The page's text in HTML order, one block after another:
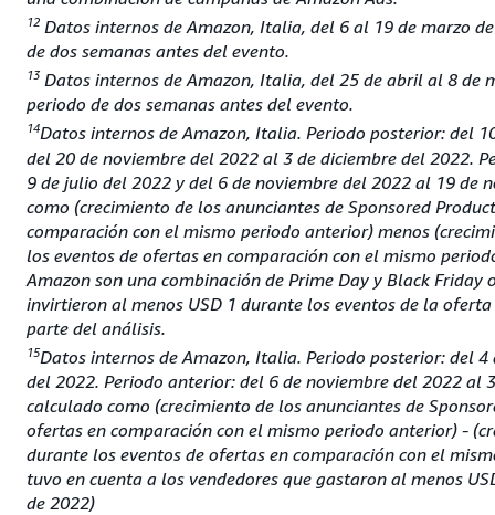
12 Datos internos de Amazon, Italia, del 6 al 19 de marzo
de dos semanas antes del evento.
13 Datos internos de Amazon, Italia, del 25 de abril al 8 de
periodo de dos semanas antes del evento.
14Datos internos de Amazon, Italia. Periodo posterior: del
del 20 de noviembre del 2022 al 3 de diciembre del 2022.
9 de julio del 2022 y del 6 de noviembre del 2022 al 19 de
como (crecimiento de los anunciantes de Sponsored
comparación con el mismo periodo anterior) menos
los eventos de ofertas en comparación con el mismo
Amazon son una combinación de Prime Day y Black Friday
invirtieron al menos USD 1 durante los eventos de la
parte del análisis.
15Datos internos de Amazon, Italia. Periodo posterior: del
del 2022. Periodo anterior: del 6 de noviembre del 2022 al
calculado como (crecimiento de los anunciantes de
ofertas en comparación con el mismo periodo anterior) -
durante los eventos de ofertas en comparación con el
tuvo en cuenta a los vendedores que gastaron al menos
de 2022)